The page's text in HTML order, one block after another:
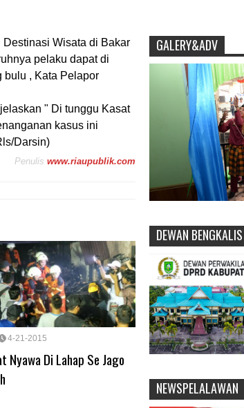
Wisata di Bakar
pelaku dapat di
bulu , Kata Pelapor
" Di tunggu Kasat
kasus ini
Darsin)
Penulis www.riaupublik.com
4-21-2015
Nyawa Di Lahap Se Jago
GALERY&ADV
DEWAN BENGKALIS
NEWSPELALAWAN